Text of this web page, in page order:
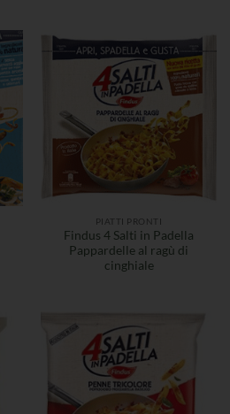
PIATTI PRONTI
Findus 4 Salti in Padella
Pappardelle al ragù di
cinghiale